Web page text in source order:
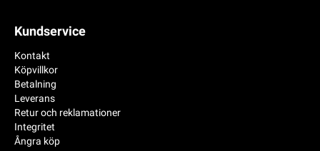
Kundservice
Kontakt
Köpvillkor
Betalning
Leverans
Retur och reklamationer
Integritet
Ångra köp